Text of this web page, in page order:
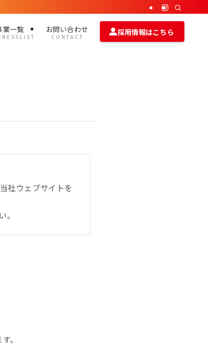
業一覧
N E S S L I S T
お問い合わせ
C O N T A C T 採用情報はこちら
社ウェブサイトを
。